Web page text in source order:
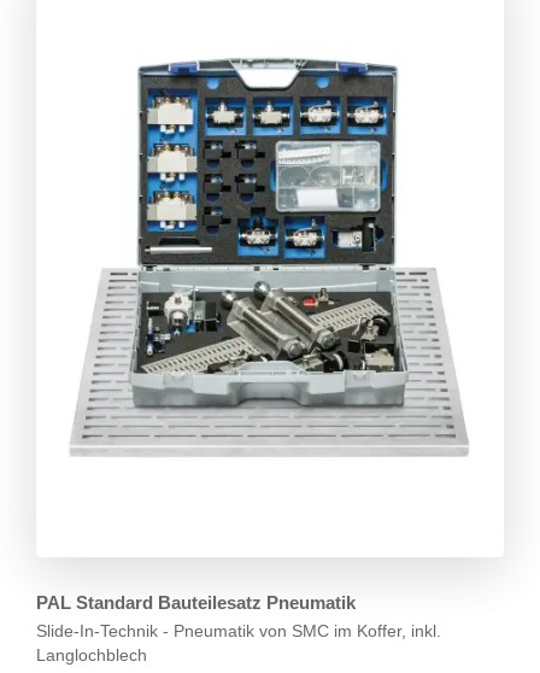
PAL Standard Bauteilesatz Pneumatik
Slide-In-Technik - Pneumatik von SMC im Koffer, inkl.
Langlochblech